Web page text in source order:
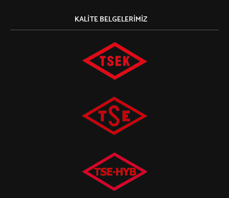
KALITE BELGELERIMIZ